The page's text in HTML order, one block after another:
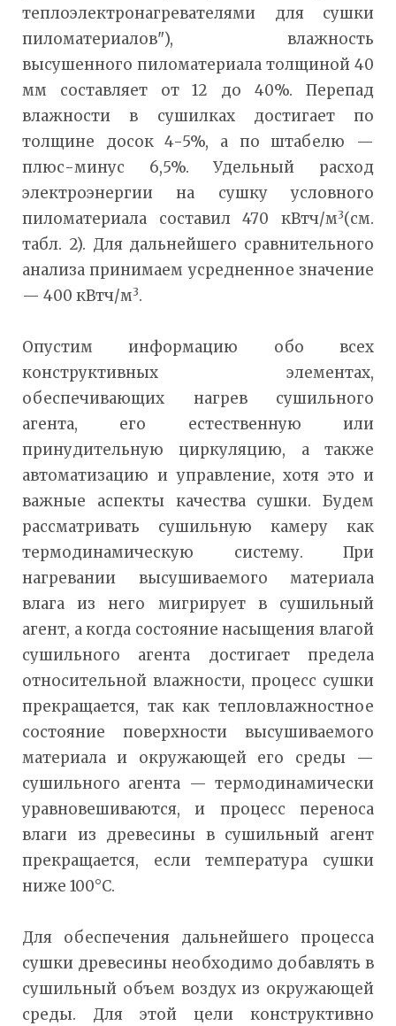
теплоэлектронагревателями для сушки
пиломатериалов"), влажность
высушенного пиломатериала толщиной 40
мм составляет от 12 до 40%. Перепад
влажности в сушилках достигает по
толщине досок 4-5%, а по штабелю —
плюс-минус 6,5%. Удельный расход
электроэнергии на сушку условного
пиломатериала составил 470 кВтч/м3(см.
табл. 2). Для дальнейшего сравнительного
анализа принимаем усредненное значение
— 400 кВтч/м3.
Опустим информацию обо всех
конструктивных элементах,
обеспечивающих нагрев сушильного
агента, его естественную или
принудительную циркуляцию, а также
автоматизацию и управление, хотя это и
важные аспекты качества сушки. Будем
рассматривать сушильную камеру как
термодинамическую систему. При
нагревании высушиваемого материала
влага из него мигрирует в сушильный
агент, а когда состояние насыщения влагой
сушильного агента достигает предела
относительной влажности, процесс сушки
прекращается, так как тепловлажностное
состояние поверхности высушиваемого
материала и окружающей его среды —
сушильного агента — термодинамически
уравновешиваются, и процесс переноса
влаги из древесины в сушильный агент
прекращается, если температура сушки
ниже 100°С.
Для обеспечения дальнейшего процесса
сушки древесины необходимо добавлять в
сушильный объем воздух из окружающей
среды. Для этой цели конструктивно